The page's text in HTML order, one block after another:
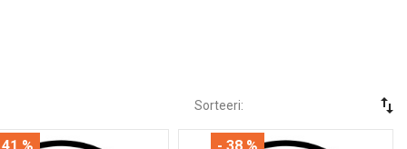
Sorteeri: swap_vert